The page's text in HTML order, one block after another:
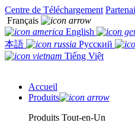
Centre de Téléchargement
Français
English
本語
Русский
Tiếng Việt
Accueil
Produits
Produits Tout-en-Un